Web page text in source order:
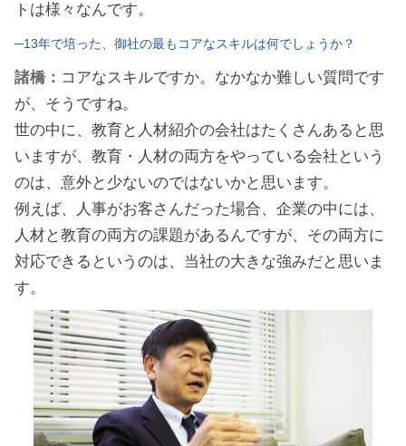
トは様々なんです。
─13年で培った、御社の最もコアなスキルは何でしょうか？
諸橋： コアなスキルですか。なかなか難しい質問です
が、そうですね。
世の中に、教育と人材紹介の会社はたくさんあると思
いますが、教育・人材の両方をやっている会社という
のは、意外と少ないのではないかと思います。
例えば、人事がお客さんだった場合、企業の中には、
人材と教育の両方の課題があるんですが、その両方に
対応できるというのは、当社の大きな強みだと思いま
す。